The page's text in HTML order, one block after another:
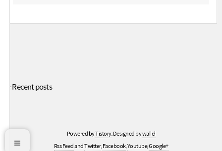
+ Recent posts
Powered byTistory, Designed bywallel
Rss FeedandTwitter,Facebook,Youtube,Google+